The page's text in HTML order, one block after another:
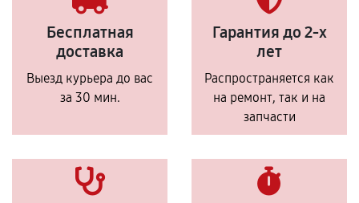
Бесплатная
доставка
Выезд курьера до вас
за 30 мин.
Гарантия до 2-х
лет
Распространяется как
на ремонт, так и на
запчасти